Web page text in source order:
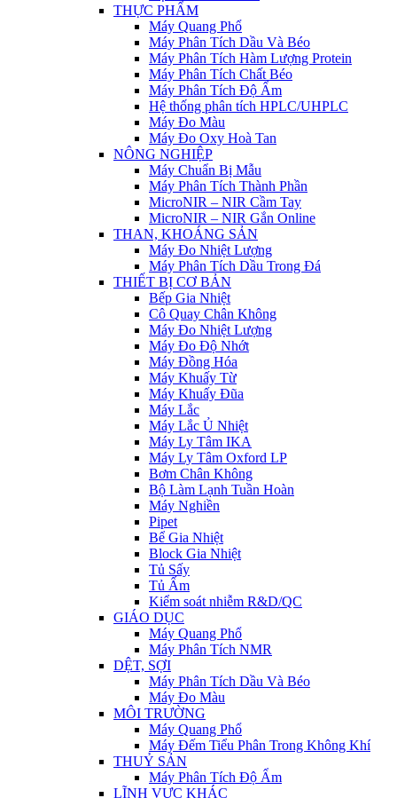
THỰC PHẨM
Máy Quang Phổ
Máy Phân Tích Dầu Và Béo
Máy Phân Tích Hàm Lượng Protein
Máy Phân Tích Chất Béo
Máy Phân Tích Độ Ẩm
Hệ thống phân tích HPLC/UHPLC
Máy Đo Màu
Máy Đo Oxy Hoà Tan
NÔNG NGHIỆP
Máy Chuẩn Bị Mẫu
Máy Phân Tích Thành Phần
MicroNIR – NIR Cầm Tay
MicroNIR – NIR Gắn Online
THAN, KHOÁNG SẢN
Máy Đo Nhiệt Lượng
Máy Phân Tích Dầu Trong Đá
THIẾT BỊ CƠ BẢN
Bếp Gia Nhiệt
Cô Quay Chân Không
Máy Đo Nhiệt Lượng
Máy Đo Độ Nhớt
Máy Đồng Hóa
Máy Khuấy Từ
Máy Khuấy Đũa
Máy Lắc
Máy Lắc Ủ Nhiệt
Máy Ly Tâm IKA
Máy Ly Tâm Oxford LP
Bơm Chân Không
Bộ Làm Lạnh Tuần Hoàn
Máy Nghiền
Pipet
Bể Gia Nhiệt
Block Gia Nhiệt
Tủ Sấy
Tủ Ấm
Kiểm soát nhiễm R&D/QC
GIÁO DỤC
Máy Quang Phổ
Máy Phân Tích NMR
DỆT, SỢI
Máy Phân Tích Dầu Và Béo
Máy Đo Màu
MÔI TRƯỜNG
Máy Quang Phổ
Máy Đếm Tiểu Phân Trong Không Khí
THUỶ SẢN
Máy Phân Tích Độ Ẩm
LĨNH VỰC KHÁC